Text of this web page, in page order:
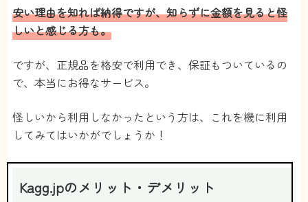
安い理由を知れば納得ですが、知らずに金額を見ると怪
しいと感じる方も。
ですが、正規品を格安で利用でき、保証もついているの
で、本当にお得なサービス。
怪しいから利用しなかったという方は、これを機に利用
してみてはいかがでしょうか！
Kagg.jpのメリット・デメリット